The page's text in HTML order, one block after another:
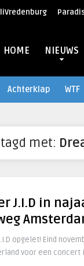
HOME NIEUWS
Achterklap WTF
met:
J.I.D in
opgelet! Eind
voor een concert